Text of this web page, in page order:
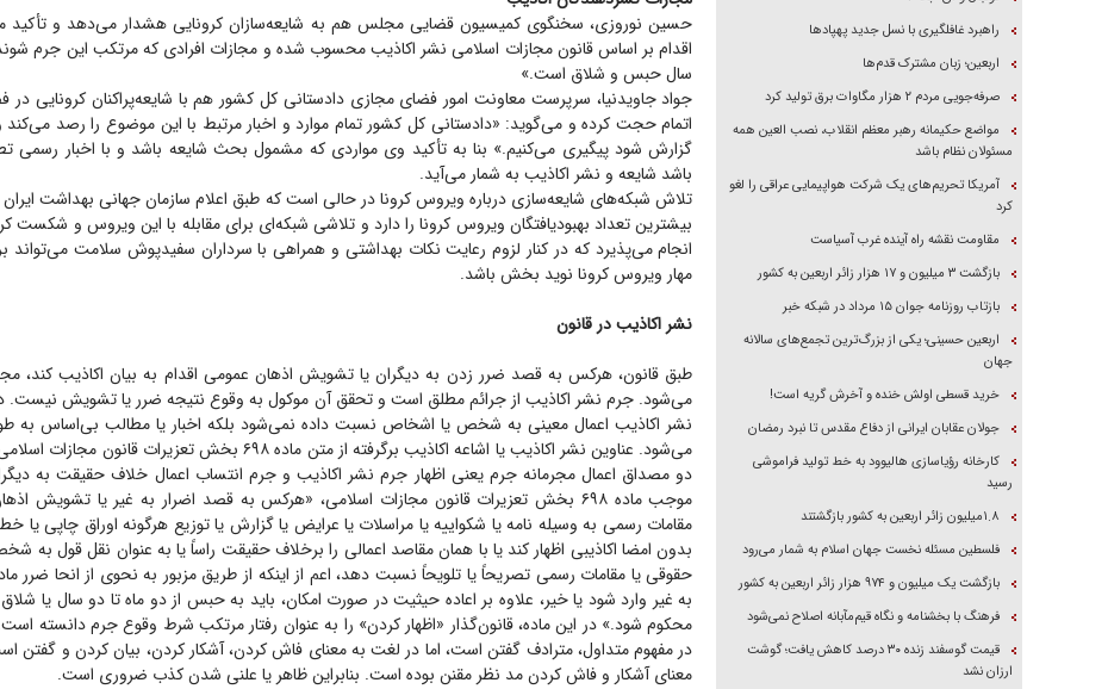
حسین نوروزی، سخنگوی کمیسیون قضایی مجلس هم به شایعه‌سازان کرونایی هشدار می‌دهد و تأکید
اقدام بر اساس قانون مجازات اسلامی نشر اکاذیب محسوب شده و مجازات افرادی که مرتکب این جرم
سال حبس و شلاق است.»
جواد جاویدنیا، سرپرست معاونت امور فضای مجازی دادستانی کل کشور هم با شایعه‌پراکنان کرونایی
اتمام حجت کرده و می‌گوید: «دادستانی کل کشور تمام موارد و اخبار مرتبط با این موضوع را رصد می‌کند
گزارش شود پیگیری می‌کنیم.» بنا به تأکید وی مواردی که مشمول بحث شایعه باشد و با اخبار رسمی
باشد شایعه و نشر اکاذیب به شمار می‌آید.
تلاش شبکه‌های شایعه‌سازی درباره ویروس کرونا در حالی است که طبق اعلام سازمان جهانی بهداشت
بیشترین تعداد بهبودیافتگان ویروس کرونا را دارد و تلاشی شبکه‌ای برای مقابله با این ویروس و شکست
انجام می‌پذیرد که در کنار لزوم رعایت نکات بهداشتی و همراهی با سرداران سفیدپوش سلامت می‌تواند
مهار ویروس کرونا نوید بخش باشد.
نشر اکاذیب در قانون
طبق قانون، هرکس به قصد ضرر زدن به دیگران یا تشویش اذهان عمومی اقدام به بیان اکاذیب کند،
می‌شود. جرم نشر اکاذیب از جرائم مطلق است و تحقق آن موکول به وقوع نتیجه ضرر یا تشویش نیست.
نشر اکاذیب اعمال معینی به شخص یا اشخاص نسبت داده نمی‌شود بلکه اخبار یا مطالب بی‌اساس به
می‌شود. عناوین نشر اکاذیب یا اشاعه اکاذیب برگرفته از متن ماده ۶۹۸ بخش تعزیرات
دو مصداق اعمال مجرمانه جرم یعنی اظهار جرم نشر اکاذیب و جرم انتساب اعمال خلاف حقیقت به
موجب ماده ۶۹۸ بخش تعزیرات قانون مجازات اسلامی، «هرکس به قصد اضرار به غیر یا تشویش
مقامات رسمی به وسیله نامه یا شکواییه یا مراسلات یا عرایض یا گزارش یا توزیع هرگونه اوراق چاپی یا
بدون امضا اکاذیبی اظهار کند یا با همان مقاصد اعمالی را برخلاف حقیقت راساً یا به عنوان نقل قول به
حقوقی یا مقامات رسمی تصریحاً یا تلویحاً نسبت دهد، اعم از اینکه از طریق مزبور به نحوی از انحا ضرر
محکوم شود.» در این ماده، قانون‌گذار «اظهار کردن» را به عنوان رفتار مرتکب شرط وقوع جرم دانسته
در مفهوم متداول، مترادف گفتن است، اما در لغت به معنای فاش کردن، آشکار کردن، بیان کردن و گفتن
معنای آشکار و فاش کردن مد نظر مقنن بوده است. بنابراین ظاهر یا علنی شدن کذب ضروری است.
راهبرد غافلگیری با نسل جدید پهپاد‌ها
اربعین؛ زبان مشترک قدم‌ها
صرفه‌جویی مردم ۲ هزار مگاوات برق تولید کرد
مواضع حکیمانه رهبر معظم انقلاب، نصب العین همه
مسئولان نظام باشد
آمریکا تحریم‌های یک شرکت هواپیمایی عراقی را لغو
کرد
مقاومت نقشه راه آینده غرب آسیاست
بازگشت ۳ میلیون و ۱۷ هزار زائر اربعین به کشور
بازتاب روزنامه جوان ۱۵ مرداد در شبکه خبر
اربعین حسینی؛ یکی از بزرگ‌ترین تجمع‌های سالانه
جهان
خرید قسطی اولش خنده و آخرش گریه است!
جولان عقابان ایرانی از دفاع مقدس تا نبرد رمضان
کارخانه رؤیاسازی هالیوود به خط تولید فراموشی
رسید
۱.۸میلیون زائر اربعین به کشور بازگشتند
فلسطین مسئله نخست جهان اسلام به شمار می‌رود
بازگشت یک میلیون و ۹۷۴ هزار زائر اربعین به کشور
فرهنگ با بخشنامه و نگاه قیم‌مآبانه اصلاح نمی‌شود
قیمت گوسفند زنده ۳۰ درصد کاهش یافت؛ گوشت
ارزان نشد